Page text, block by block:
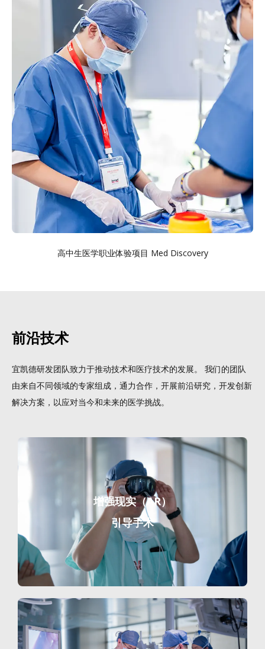
高中生医学职业体验项目 Med Discovery
前沿技术
宜凯德研发团队致力于推动技术和医疗技术的发展。 我们的团队
由来自不同领域的专家组成，通力合作，开展前沿研究，开发创新
解决方案，以应对当今和未来的医学挑战。
增强现实（AR）
引导手术